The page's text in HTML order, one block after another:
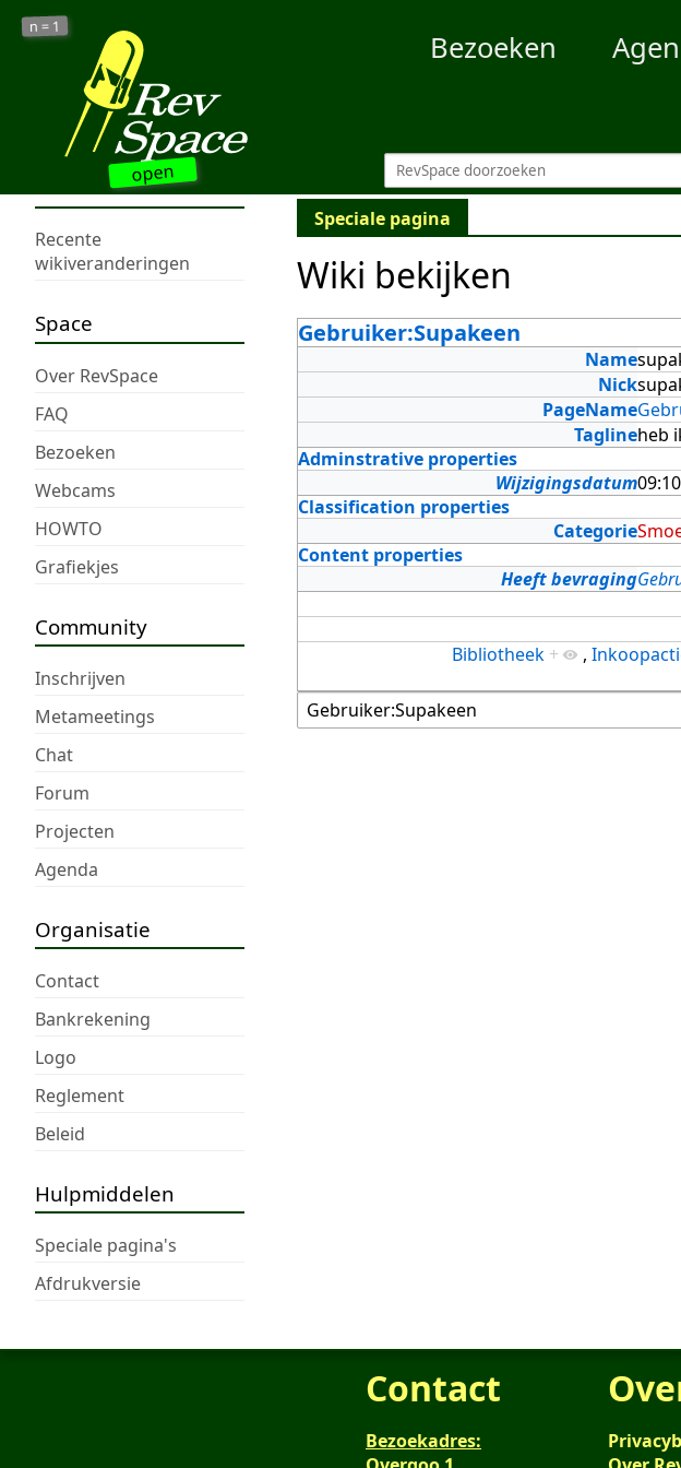
open
n = 1
Bezoeken
Recente
wikiveranderingen
Space
Over RevSpace
FAQ
Bezoeken
Webcams
HOWTO
Grafiekjes
Community
Inschrijven
Metameetings
Chat
Forum
Projecten
Agenda
Organisatie
Contact
Bankrekening
Logo
Reglement
Beleid
Hulpmiddelen
Speciale pagina's
Afdrukversie
Speciale pagina
Wiki bekijken
Gebruiker:Supakeen
Name
Nick
PageName
Taglineheb
Adminstrative properties
Wijzigingsdatum
Classification properties
Categorie
Content properties
Heeft bevraging
Bibliotheek + ,
Contact
Bezoekadres: